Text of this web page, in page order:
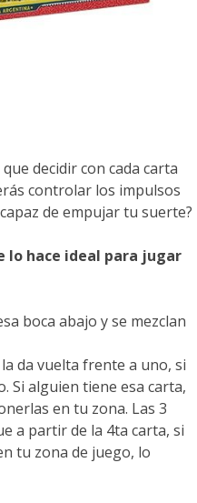
decidir con cada carta
controlar los impulsos
de empujar tu suerte?
lo hace ideal para jugar
boca abajo y se mezclan
da vuelta frente a uno, si
Si alguien tiene esa carta,
en tu zona. Las 3
a partir de la 4ta carta, si
tu zona de juego, lo